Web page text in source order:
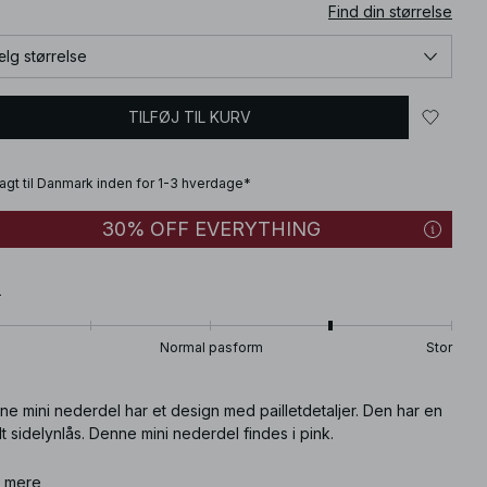
Find din størrelse
størrelse
TILFØJ TIL KURV
til Danmark inden for 1-3 hverdage*
30% OFF EVERYTHING
Normal pasform Stor
mini nederdel har et design med pailletdetaljer. Den har en
sidelynlås. Denne mini nederdel findes i pink.